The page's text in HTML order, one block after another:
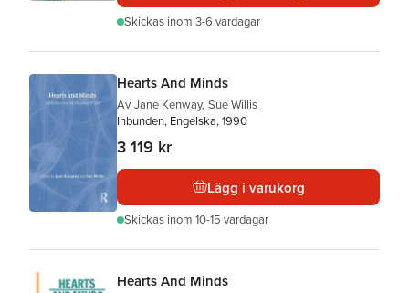
Skickas inom 3-6 vardagar
Hearts And Minds
Av Jane Kenway, Sue Willis
Inbunden, Engelska, 1990
3 119 kr
Lägg i varukorg
Skickas inom 10-15 vardagar
Hearts And Minds